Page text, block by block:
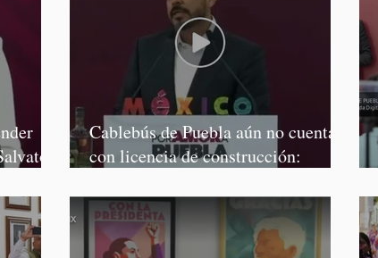
Cablebús de Puebla aún no cuenta
con licencia de construcción: